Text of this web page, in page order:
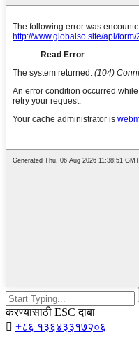
करण्यासाठी ESC दाबा
 +८६ १३६४३३१७२०६